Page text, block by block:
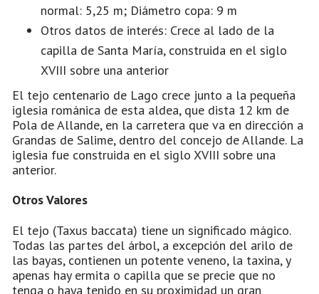
normal: 5,25 m; Diámetro copa: 9 m
Otros datos de interés: Crece al lado de la
capilla de Santa María, construida en el siglo
XVIII sobre una anterior
El tejo centenario de Lago crece junto a la pequeña
iglesia románica de esta aldea, que dista 12 km de
Pola de Allande, en la carretera que va en dirección a
Grandas de Salime, dentro del concejo de Allande. La
iglesia fue construida en el siglo XVIII sobre una
anterior.
Otros Valores
El tejo (Taxus baccata) tiene un significado mágico.
Todas las partes del árbol, a excepción del arilo de
las bayas, contienen un potente veneno, la taxina, y
apenas hay ermita o capilla que se precie que no
tenga o haya tenido en su proximidad un gran